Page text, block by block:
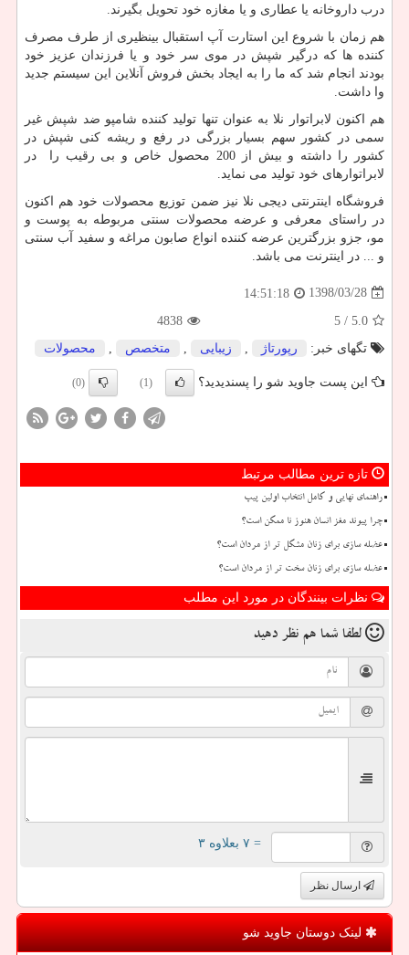
درب داروخانه یا عطاری و یا مغازه خود تحویل بگیرند.
هم زمان با شروع این استارت آپ استقبال بینظیری از طرف مصرف
کننده ها که درگیر شپش در موی سر خود و یا فرزندان عزیز خود
بودند انجام شد که ما را به ایجاد بخش فروش آنلاین این سیستم جدید
وا داشت.
هم اکنون لابراتوار نلا به عنوان تنها تولید کننده شامپو ضد شپش غیر
سمی در کشور سهم بسیار بزرگی در رفع و ریشه کنی شپش در
کشور را داشته و بیش از 200 محصول خاص و بی رقیب را در
لابراتوارهای خود تولید می نماید.
فروشگاه اینترنتی دیجی نلا نیز ضمن توزیع محصولات خود هم اکنون
در راستای معرفی و عرضه محصولات سنتی مربوطه به پوست و
مو، جزو بزرگترین عرضه کننده انواع صابون مراغه و سفید آب سنتی
و ... در اینترنت می باشد.
1398/03/28
14:51:18
5.0
/ 5
4838
تگهای خبر:
رپورتاژ , زیبایی , متخصص , محصولات
این پست جاوید شو را پسندیدید؟ (1)
(0)
تازه ترین مطالب مرتبط
راهنمای نهایی و کامل انتخاب اولین پیپ
چرا پیوند مغز انسان هنوز نا ممکن است؟
عضله سازی برای زنان مشکل تر از مردان است؟
عضله سازی برای زنان سخت تر از مردان است؟
نظرات بینندگان در مورد این مطلب
لطفا شما هم نظر دهید
= ۷ بعلاوه ۳
ارسال نظر
لینک دوستان جاوید شو